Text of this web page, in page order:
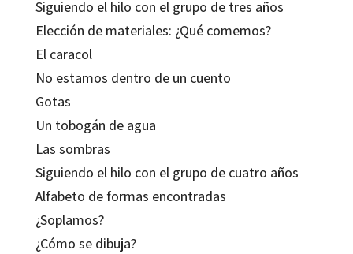
Siguiendo el hilo con el grupo de tres años
Elección de materiales: ¿Qué comemos?
El caracol
No estamos dentro de un cuento
Gotas
Un tobogán de agua
Las sombras
Siguiendo el hilo con el grupo de cuatro años
Alfabeto de formas encontradas
¿Soplamos?
¿Cómo se dibuja?